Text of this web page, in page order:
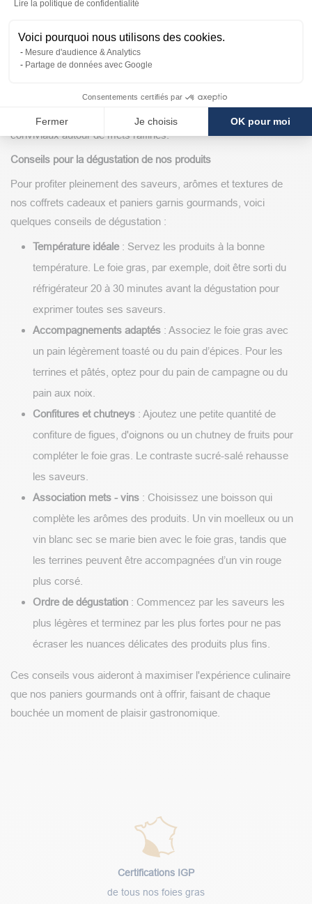
Lire la politique de confidentialité
Voici pourquoi nous utilisons des cookies.
Mesure d'audience & Analytics
Partage de données avec Google
Consentements certifiés par
Fermer Je choisis OK pour moi
Dans un cadre professionnel, offrir un panier garni
ou de produits du terroir peut s’avérer être une excellente option
consolider des relations commerciales. Ce présent témoigne à
la fois de la considération et de l’envie de partager des moments
conviviaux autour de mets raffinés.
Conseils pour la dégustation de nos produits
Pour profiter pleinement des saveurs, arômes et textures de
nos coffrets cadeaux et paniers garnis gourmands, voici
quelques conseils de dégustation :
Température idéale: Servez les produits à la bonne
température. Le foie gras, par exemple, doit être sorti du
réfrigérateur 20 à 30 minutes avant la dégustation pour
exprimer toutes ses saveurs.
Accompagnements adaptés : Associez le foie gras avec
un pain légèrement toasté ou du pain d’épices. Pour les
terrines et pâtés, optez pour du pain de campagne ou du
pain aux noix.
Confitures et chutneys : Ajoutez une petite quantité de
confiture de figues, d'oignons ou un chutney de fruits pour
compléter le foie gras. Le contraste sucré-salé rehausse
les saveurs.
Association mets - vins : Choisissez une boisson qui
complète les arômes des produits. Un vin moelleux ou un
vin blanc sec se marie bien avec le foie gras, tandis que
les terrines peuvent être accompagnées d’un vin rouge
plus corsé.
Ordre de dégustation : Commencez par les saveurs les
plus légères et terminez par les plus fortes pour ne pas
écraser les nuances délicates des produits plus fins.
Ces conseils vous aideront à maximiser l'expérience culinaire
que nos paniers gourmands ont à offrir, faisant de chaque
bouchée un moment de plaisir gastronomique.
Certifications IGP
de tous nos foies gras